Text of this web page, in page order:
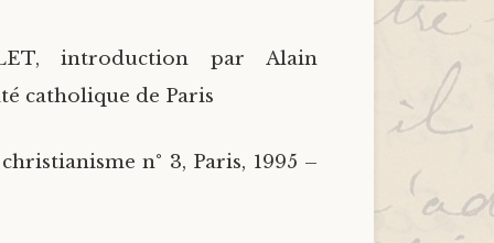
introduction par Alain
catholique de Paris
n° 3, Paris, 1995 –